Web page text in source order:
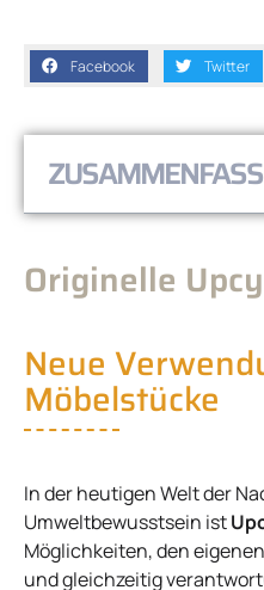
Facebook Twitter
Originelle
Neue
Möbelstücke
In der heutigen Welt der
Umweltbewusstsein ist
Möglichkeiten, den
und gleichzeitig